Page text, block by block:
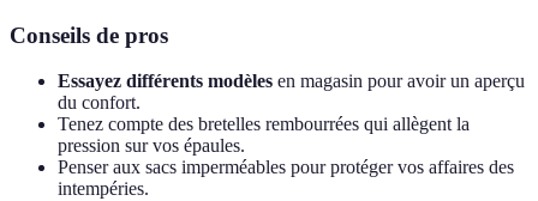
Conseils de pros
Essayez différents modèles en magasin pour avoir un aperçu
du confort.
Tenez compte des bretelles rembourrées qui allègent la
pression sur vos épaules.
Penser aux sacs imperméables pour protéger vos affaires des
intempéries.